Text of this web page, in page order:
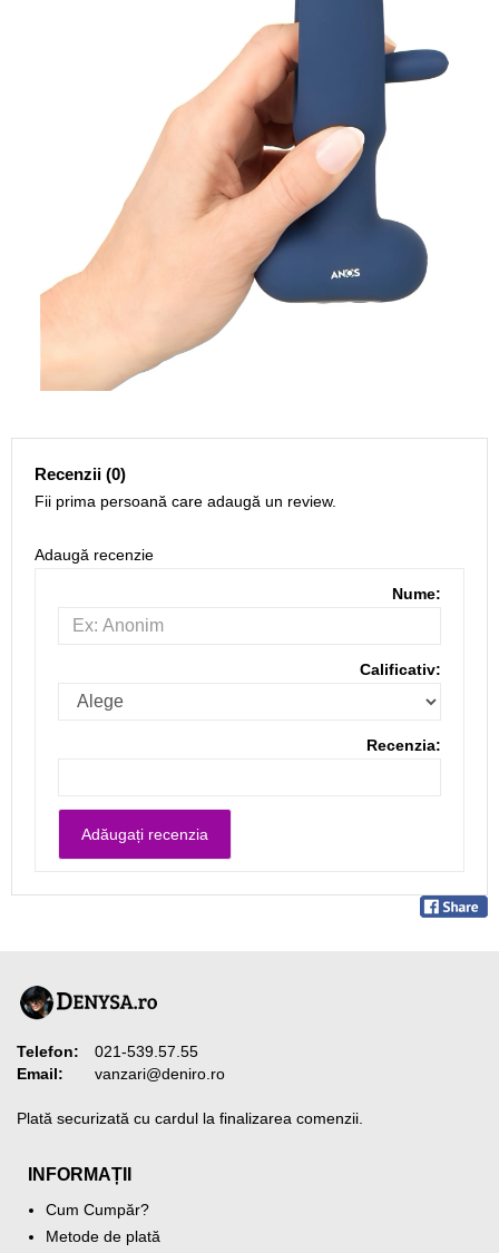
Recenzii (0)
Fii prima persoană care adaugă un review.
Adaugă recenzie
Nume:
Calificativ:
Recenzia:
Telefon:
021-539.57.55
Email:
vanzari@deniro.ro
Plată securizată cu cardul la finalizarea comenzii.
INFORMAȚII
Cum Cumpăr?
Metode de plată